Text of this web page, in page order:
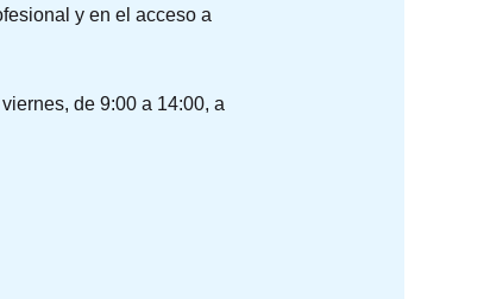
y en el acceso a
de 9:00 a 14:00, a